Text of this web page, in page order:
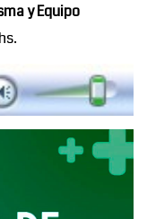
y Equipo